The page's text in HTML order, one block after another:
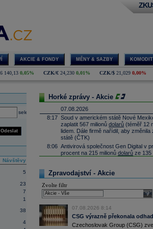
AKCIE & FONDY MĚNY & SAZBY
140,13 0,05% CZK/€ 24,230 0,01% CZK/$ 21,029 0,00%
select
Odeslat
Návštěvy
5
23
7
1
38
4
Horké zprávy - Akcie
07.08.2026
8:17 Soud v americkém státě Nové
zaplatit 567 milionů dolarů (téměř 12
lidem. Dále firmě nařídil, aby
státě (ČTK)
8:06 Antivirová společnost Gen Digital v
procent na 215 milionů dolarů ze 135
7:51 Czechoslovak Group oznámila za
mld.EUR
06.08.2026
22:12 Wall Street závěr: SPX500 -0,2 %,
17:55 Globalfoundries...
17:40 Eli Lilly-Mor......
Zpravodajství - Akcie
Zvolte filtr
07.08.2026 8:14
CSG výrazně překonala
Czechoslovak Group (CSG)